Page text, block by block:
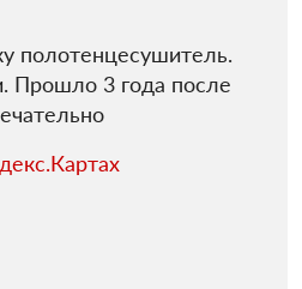
полотенцесушитель.
Прошло 3 года после